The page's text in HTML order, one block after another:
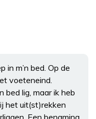
in m’n bed. Op de
voeteneind.
bed lig, maar ik heb
het uit(st)rekken
Een benaming